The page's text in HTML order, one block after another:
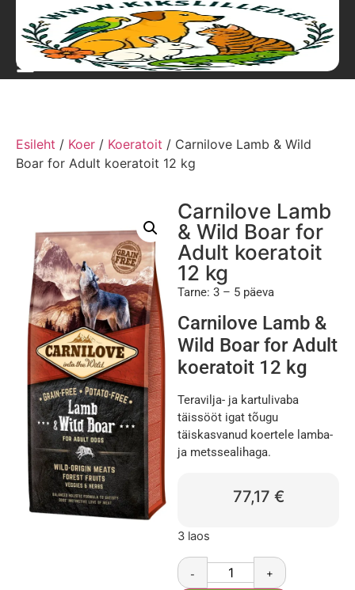
Esileht / Koer / Koeratoit / Carnilove Lamb & Wild
Boar for Adult koeratoit 12 kg
Carnilove Lamb
& Wild Boar for
Adult koeratoit
12 kg
Tarne: 3 – 5 päeva
Carnilove Lamb &
Wild Boar for Adult
koeratoit 12 kg
Teravilja- ja kartulivaba
täissööt igat tõugu
täiskasvanud koertele lamba-
ja metssealihaga.
77,17 €
3 laos
- +